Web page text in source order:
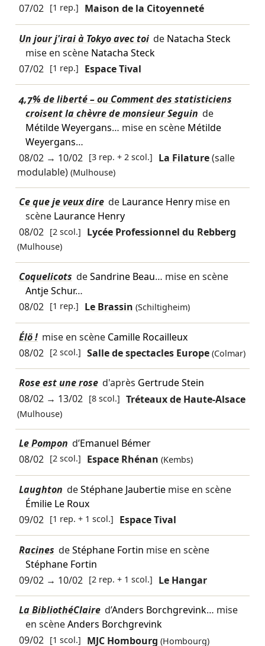
07/02 [1 rep.] Maison de la Citoyenneté
Un jour j'irai à Tokyo avec toi de Natacha Steck
mise en scène Natacha Steck
07/02 [1 rep.] Espace Tival
4,7% de liberté – ou Comment des statisticiens
croisent la chèvre de monsieur Seguin de
Métilde Weyergans… mise en scène Métilde
Weyergans…
08/02→ 10/02 [3 rep. + 2 scol.] La Filature(salle
modulable) (Mulhouse)
Ce que je veux dire de Laurance Henrymise en
scène Laurance Henry
08/02 [2 scol.] Lycée Professionnel du Rebberg
(Mulhouse)
Coquelicots deSandrine Beau… mise en scène
Antje Schur…
08/02 [1 rep.] Le Brassin (Schiltigheim)
Élö ! mise en scène Camille Rocailleux
08/02 [2 scol.] Salle de spectacles Europe (Colmar)
Rose est une rose d'après Gertrude Stein
08/02→ 13/02 [8 scol.] Tréteaux de Haute-Alsace
(Mulhouse)
Le Pompon d’Emanuel Bémer
08/02 [2 scol.] Espace Rhénan (Kembs)
Laughton deStéphane Jaubertiemise en scène
Émilie Le Roux
09/02 [1 rep. + 1 scol.] Espace Tival
Racines deStéphane Fortin mise en scène
Stéphane Fortin
09/02→ 10/02 [2 rep. + 1 scol.] Le Hangar
La BibliothéClaire d’Anders Borchgrevink… mise
en scèneAnders Borchgrevink
09/02 [1 scol.] MJC Hombourg (Hombourg)